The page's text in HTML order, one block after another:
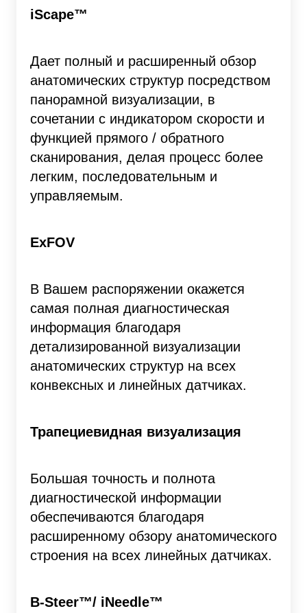
iScape™
Дает полный и расширенный обзор
анатомических структур посредством
панорамной визуализации, в
сочетании с индикатором скорости и
функцией прямого / обратного
сканирования, делая процесс более
легким, последовательным и
управляемым.
ExFOV
В Вашем распоряжении окажется
самая полная диагностическая
информация благодаря
детализированной визуализации
анатомических структур на всех
конвексных и линейных датчиках.
Трапециевидная визуализация
Большая точность и полнота
диагностической информации
обеспечиваются благодаря
расширенному обзору анатомического
строения на всех линейных датчиках.
B-Steer™/ iNeedle™